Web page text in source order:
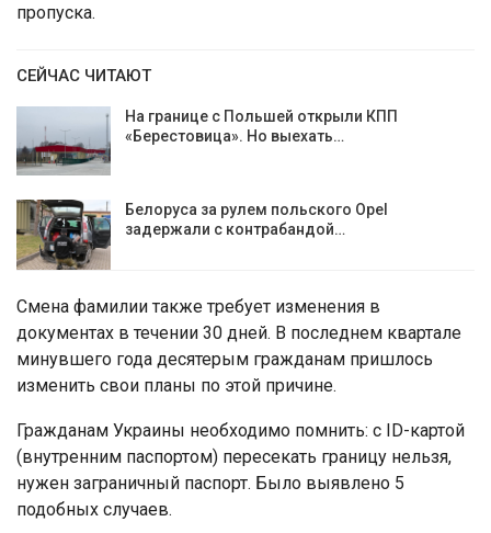
пропуска.
СЕЙЧАС ЧИТАЮТ
На границе с Польшей открыли КПП
«Берестовица». Но выехать…
Белоруса за рулем польского Opel
задержали с контрабандой…
Смена фамилии также требует изменения в
документах в течении 30 дней. В последнем квартале
минувшего года десятерым гражданам пришлось
изменить свои планы по этой причине.
Гражданам Украины необходимо помнить: с ID-картой
(внутренним паспортом) пересекать границу нельзя,
нужен заграничный паспорт. Было выявлено 5
подобных случаев.